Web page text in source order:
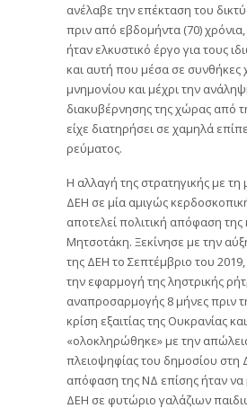
ανέλαβε την επέκταση του
πριν από εβδομήντα (70)
ήταν ελκυστικό έργο για τους
και αυτή που μέσα σε συνθήκες
μνημονίου και μέχρι την
διακυβέρνησης της χώρας από
είχε διατηρήσει σε χαμηλά
ρεύματος.
Η αλλαγή της στρατηγικής με τη
ΔΕΗ σε μία αμιγώς
αποτελεί πολιτική απόφαση
Μητσοτάκη. Ξεκίνησε με την
της ΔΕΗ το Σεπτέμβριο του
την εφαρμογή της ληστρικής
αναπροσαρμογής 8 μήνες πριν
κρίση εξαιτίας της Ουκρανίας και
«ολοκληρώθηκε» με την
πλειοψηφίας του δημοσίου στη
απόφαση της ΝΔ επίσης ήταν να
ΔΕΗ σε φυτώριο γαλάζιων